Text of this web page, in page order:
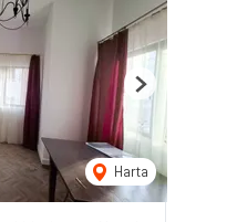
Harta
Next